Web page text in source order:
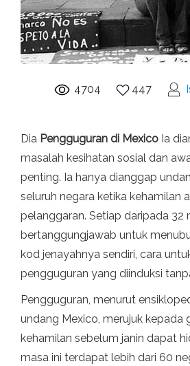
4704 447
Dia Pengguguran di Mexico Ia
masalah kesihatan sosial dan
penting. Ia hanya dianggap
seluruh negara ketika kehamilan
pelanggaran. Setiap daripada 32
bertanggungjawab untuk
kod jenayahnya sendiri, cara
pengguguran yang diinduksi
Pengguguran, menurut
undang Mexico, merujuk kepada
kehamilan sebelum janin dapat
masa ini terdapat lebih dari 60